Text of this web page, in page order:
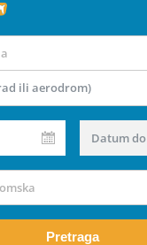
ili aerodrom)
Datum do
Pretraga